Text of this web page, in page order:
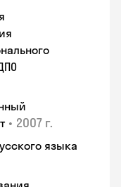
• 2007 г.
языка